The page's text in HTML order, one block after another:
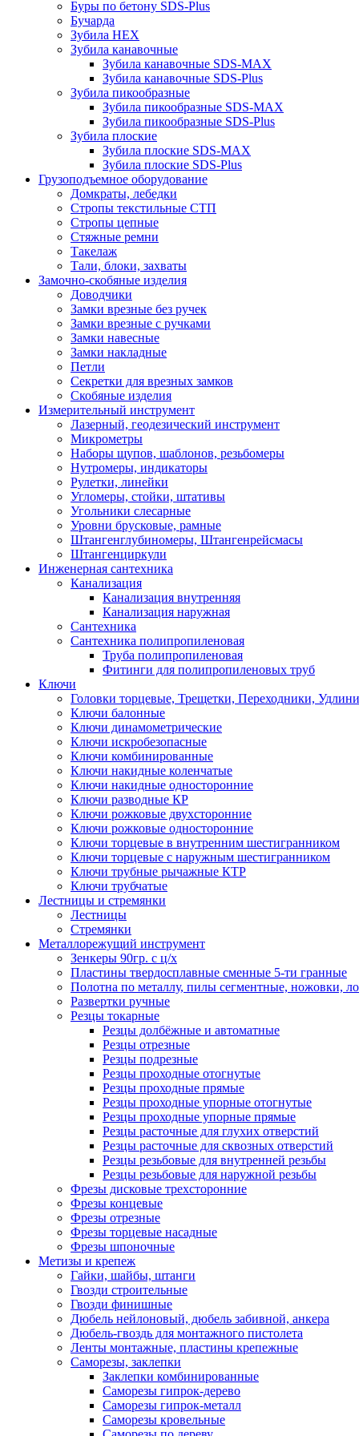
Буры по бетону SDS-Plus
Бучарда
Зубила HEX
Зубила канавочные
Зубила канавочные SDS-MAX
Зубила канавочные SDS-Plus
Зубила пикообразные
Зубила пикообразные SDS-MAX
Зубила пикообразные SDS-Plus
Зубила плоские
Зубила плоские SDS-MAX
Зубила плоские SDS-Plus
Грузоподъемное оборудование
Домкраты, лебедки
Стропы текстильные СТП
Стропы цепные
Стяжные ремни
Такелаж
Тали, блоки, захваты
Замочно-скобяные изделия
Доводчики
Замки врезные без ручек
Замки врезные с ручками
Замки навесные
Замки накладные
Петли
Секретки для врезных замков
Скобяные изделия
Измерительный инструмент
Лазерный, геодезический инструмент
Микрометры
Наборы щупов, шаблонов, резьбомеры
Нутромеры, индикаторы
Рулетки, линейки
Угломеры, стойки, штативы
Угольники слесарные
Уровни брусковые, рамные
Штангенглубиномеры, Штангенрейсмасы
Штангенциркули
Инженерная сантехника
Канализация
Канализация внутренняя
Канализация наружная
Сантехника
Сантехника полипропиленовая
Труба полипропиленовая
Фитинги для полипропиленовых труб
Ключи
Головки торцевые, Трещетки, Переходники,
Ключи балонные
Ключи динамометрические
Ключи искробезопасные
Ключи комбинированные
Ключи накидные коленчатые
Ключи накидные односторонние
Ключи разводные КР
Ключи рожковые двухсторонние
Ключи рожковые односторонние
Ключи торцевые в внутренним шестигранником
Ключи торцевые с наружным шестигранником
Ключи трубные рычажные КТР
Ключи трубчатые
Лестницы и стремянки
Лестницы
Стремянки
Металлорежущий инструмент
Зенкеры 90гр. с ц/х
Пластины твердосплавные сменные 5-ти гранные
Полотна по металлу, пилы сегментные, ножовки,
Развертки ручные
Резцы токарные
Резцы долбёжные и автоматные
Резцы отрезные
Резцы подрезные
Резцы проходные отогнутые
Резцы проходные прямые
Резцы проходные упорные отогнутые
Резцы проходные упорные прямые
Резцы расточные для глухих отверстий
Резцы расточные для сквозных отверстий
Резцы резьбовые для внутренней резьбы
Резцы резьбовые для наружной резьбы
Фрезы дисковые трехсторонние
Фрезы концевые
Фрезы отрезные
Фрезы торцевые насадные
Фрезы шпоночные
Метизы и крепеж
Гайки, шайбы, штанги
Гвозди строительные
Гвозди финишные
Дюбель нейлоновый, дюбель забивной, анкера
Дюбель-гвоздь для монтажного пистолета
Ленты монтажные, пластины крепежные
Саморезы, заклепки
Заклепки комбинированные
Саморезы гипрок-дерево
Саморезы гипрок-металл
Саморезы кровельные